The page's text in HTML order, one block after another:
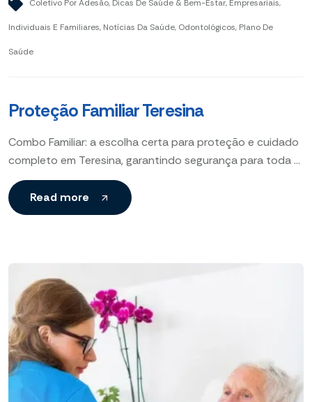
Coletivo Por Adesão, Dicas De Saúde & Bem-Estar, Empresariais,
Individuais E Familiares, Notícias Da Saúde, Odontológicos, Plano De
Saúde
Proteção Familiar Teresina
Combo Familiar: a escolha certa para proteção e cuidado
completo em Teresina, garantindo segurança para toda a
sua família.
Read more